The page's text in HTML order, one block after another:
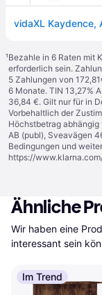
vidaXL Kaydence,
¹Bezahle in 6 Raten mit
erforderlich sein.
5 Zahlungen von
6 Monate. TIN 13,27%
36,84 €. Gilt nur für in
Vorbehaltlich der
Höchstbetrag
AB (publ), Sveavägen
Bedingungen und
https://
Ähnliche
Wir haben eine
interessant sein
Im Trend